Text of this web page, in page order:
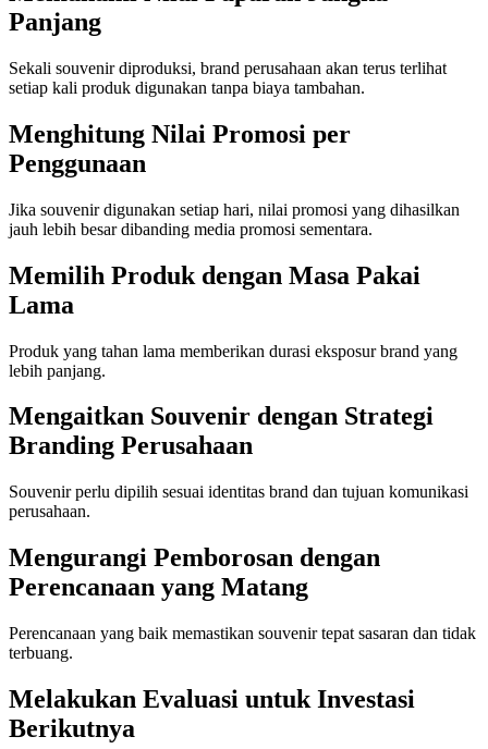
Panjang
Sekali souvenir diproduksi, brand perusahaan akan terus terlihat
setiap kali produk digunakan tanpa biaya tambahan.
Menghitung Nilai Promosi per
Penggunaan
Jika souvenir digunakan setiap hari, nilai promosi yang dihasilkan
jauh lebih besar dibanding media promosi sementara.
Memilih Produk dengan Masa Pakai
Lama
Produk yang tahan lama memberikan durasi eksposur brand yang
lebih panjang.
Mengaitkan Souvenir dengan Strategi
Branding Perusahaan
Souvenir perlu dipilih sesuai identitas brand dan tujuan komunikasi
perusahaan.
Mengurangi Pemborosan dengan
Perencanaan yang Matang
Perencanaan yang baik memastikan souvenir tepat sasaran dan tidak
terbuang.
Melakukan Evaluasi untuk Investasi
Berikutnya